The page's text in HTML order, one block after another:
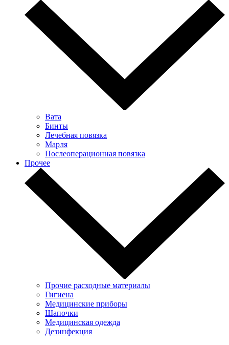
Вата
Бинты
Лечебная повязка
Марля
Послеоперационная повязка
Прочее
Прочие расходные материалы
Гигиена
Медицинские приборы
Шапочки
Медицинская одежда
Дезинфекция